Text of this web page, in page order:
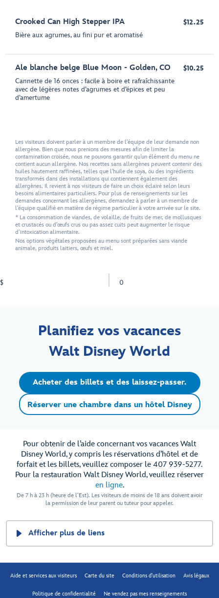
Crooked Can High Stepper IPA
Bière aux agrumes, au fini pur et aromatisé
$12.25
Ale blanche belge Blue Moon - Golden, CO
Cannette de 16 onces : facile à boire et rafraîchissante
avec de légères notes d’agrumes et d’épices et peu
d’amertume
$10.25
Les visiteurs doivent parler à un membre de l’équipe de leur demande non
allergène. Bien que nous prenions des mesures afin de limiter la
contamination croisée, nous ne pouvons garantir qu’un élément du menu ne
contient aucun allergène. Nos recettes sans allergènes peuvent contenir des
huiles hautement raffinées, telles que l'huile de soya, ou des ingrédients
transformés dans des installations qui contiennent également des
allergènes. Il revient à nos visiteurs de faire un choix éclairé selon leurs
besoins alimentaires particuliers. Pour plus de renseignements sur les
demandes concernant les allergènes, demandez à parler à un membre de
l’équipe qualifié en matière de régime particulier à votre arrivée sur le site.
* La consommation de viandes, de volaille, de fruits de mer, de mollusques
et crustacés ou d’œufs crus ou pas assez cuits peut augmenter le risque
d’intoxication alimentaire.
Nos options végétales proposées au menu sont préparées sans viande
animale, produits laitiers, œufs et miel.
$ 0
Planifiez vos vacances
Walt Disney World
Acheter des billets et des laissez-passer.
Réserver une chambre dans un hôtel Disney
Pour obtenir de l’aide concernant vos vacances Walt
Disney World, y compris les réservations d’hôtel et de
forfait et les billets, veuillez composer le 407 939-5277.
Pour la restauration Walt Disney World, veuillez réserver
en ligne.
De 7 h à 23 h (heure de l’Est). Les visiteurs de moins de 18 ans doivent avoir
la permission de leur parent ou tuteur pour appeler.
Afficher plus de liens
Aide et services aux visiteurs Carte du site Conditions d'utilisation Avis légaux
Politique de confidentialité Ne vendez pas mes renseignements